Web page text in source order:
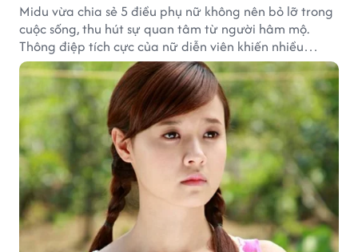
Midu vừa chia sẻ 5 điều phụ nữ không nên bỏ lỡ trong
cuộc sống, thu hút sự quan tâm từ người hâm mộ.
Thông điệp tích cực của nữ diễn viên khiến nhiều
người đồng cảm khi nhìn lại hành trình sự nghiệp và
hạnh phúc hiện tại của cô.